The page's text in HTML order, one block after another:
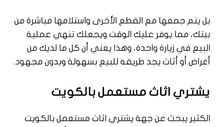
بل يتم جمعها مع القطع الأخرى واستلامها مباشرة من
بيتك، مما يوفر عليك الوقت ويجعلك تنهي عملية
البيع في زيارة واحدة، وهذا يعني أن كل ما لديك من
أغراض أو أثاث يجد طريقه للبيع بسهولة وبدون مجهود.
يشتري اثاث مستعمل بالكويت
الكثير يبحث عن جهة يشتري اثاث مستعمل بالكويت